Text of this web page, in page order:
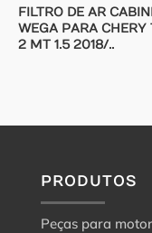
FILTRO DE AR
WEGA PARA CHERY
2 MT 1.5 2018/..
PRODUTOS
Peças para motor